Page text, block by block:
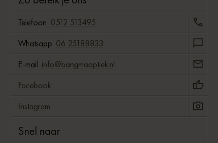
Telefoon 0512 513495
Whatsapp 06 25188833
E-mail info@bangmaoptiek.nl
Facebook
Instagram
Snel naar